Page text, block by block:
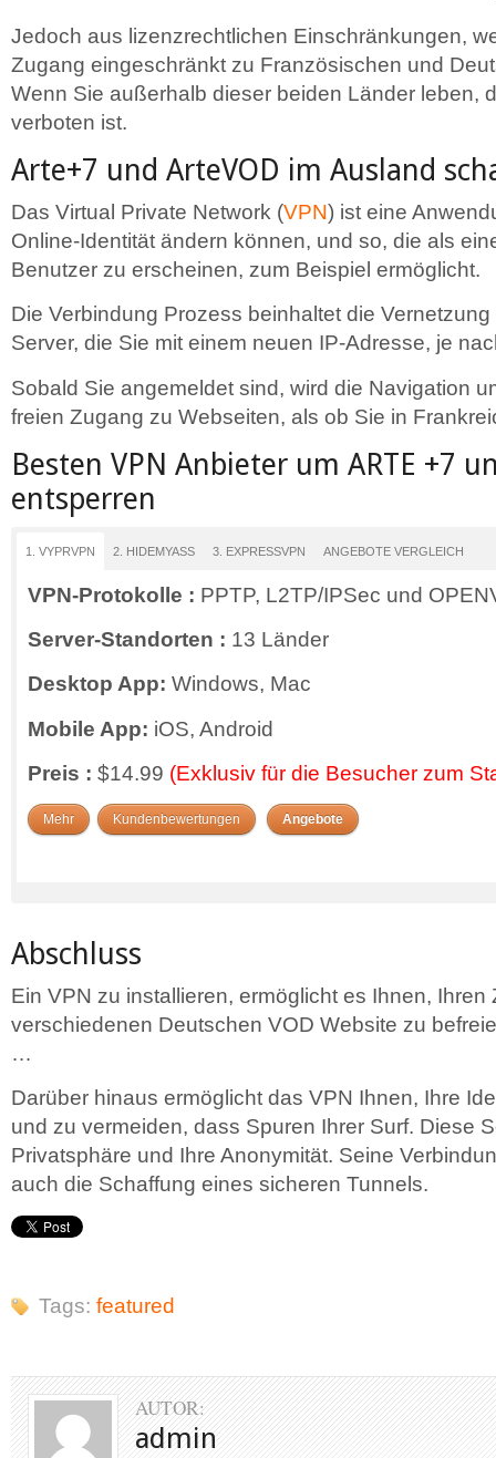
Jedoch aus lizenzrechtlichen Einschränkungen,
Zugang eingeschränkt zu Französischen und
Wenn Sie außerhalb dieser beiden Länder leben,
verboten ist.
Arte+7 und ArteVOD im Ausland
Das Virtual Private Network (VPN) ist eine
Online-Identität ändern können, und so, die als
Benutzer zu erscheinen, zum Beispiel ermöglicht.
Die Verbindung Prozess beinhaltet die
Server, die Sie mit einem neuen IP-Adresse, je
Sobald Sie angemeldet sind, wird die Navigation
freien Zugang zu Webseiten, als ob Sie in
Besten VPN Anbieter um ARTE +7
entsperren
1. VYPRVPN 2. HIDEMYASS 3. EXPRESSVPN ANGEBOTE VERGLEICH
VPN-Protokolle : PPTP, L2TP/IPSec und
Server-Standorten : 13 Länder
Desktop App: Windows, Mac
Mobile App: iOS, Android
Preis : $14.99 (Exklusiv für die Besucher zum
Mehr Kundenbewertungen Angebote
Abschluss
Ein VPN zu installieren, ermöglicht es Ihnen, Ihren
verschiedenen Deutschen VOD Website zu
…
Darüber hinaus ermöglicht das VPN Ihnen, Ihre
und zu vermeiden, dass Spuren Ihrer Surf. Diese
Privatsphäre und Ihre Anonymität. Seine
auch die Schaffung eines sicheren Tunnels.
Tags: featured
AUTOR:
admin